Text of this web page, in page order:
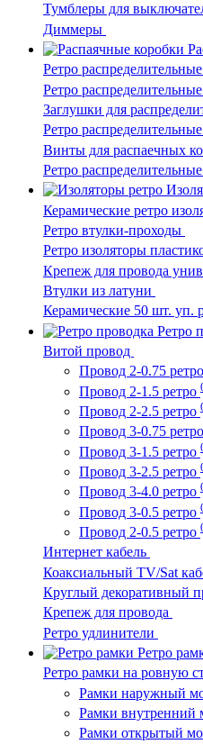
Тумблеры для
Диммеры
Ретро
Ретро
Заглушки для
Ретро
Винты для распаечных
Ретро
Керамические ретро
Ретро втулки-проходы
Ретро изоляторы
Крепеж для провода
Втулки из латуни
Керамические 50 шт. уп.
Ретро
Витой провод
Провод 2-0.75 ретро
Провод 2-1.5 ретро
Провод 2-2.5 ретро
Провод 3-0.75 ретро
Провод 3-1.5 ретро
Провод 3-2.5 ретро
Провод 3-4.0 ретро
Провод 3-0.5 ретро
Провод 2-0.5 ретро
Интернет кабель
Коаксиальный TV/Sat
Круглый декоративный
Крепеж для провода
Ретро удлинители
Ретро
Ретро рамки на ровную
Рамки наружный
Рамки внутренний
Рамки открытый